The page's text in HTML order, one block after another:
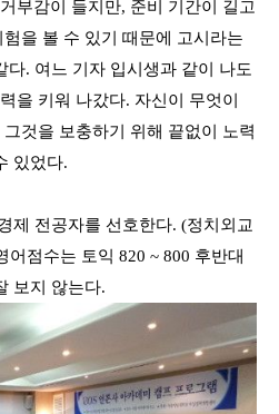
부감이 들지만, 준비 기간이 길고
을 볼 수 있기 때문에 고시라는
다. 여느 기자 입시생과 같이 나도
을 키워 나갔다. 자신이 무엇이
그것을 보충하기 위해 끝없이 노력
있었다.
제 전공자를 선호한다. (정치외교
어점수는 토익 820 ~ 800 후반대
보지 않는다.